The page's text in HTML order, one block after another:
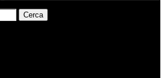
Cerca